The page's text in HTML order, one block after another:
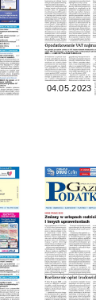
04.05.2023